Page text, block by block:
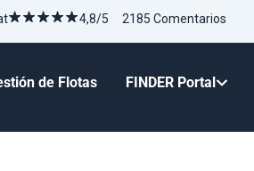
4,8/5 2185 Comentarios
de Flotas FINDER Portal